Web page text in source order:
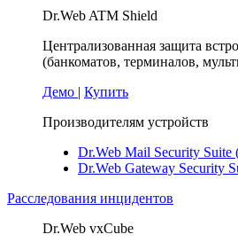
Dr.Web ATM Shield
Централизованная защита
(банкоматов, терминалов,
Демо | Купить
Производителям устройств
Dr.Web Mail Security Suite
Dr.Web Gateway Security
Расследования инцидентов
Dr.Web vxCube